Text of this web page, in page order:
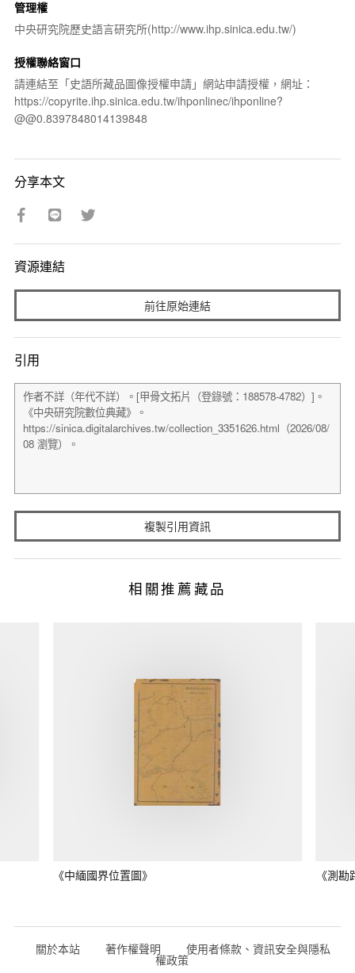
管理權
中央研究院歷史語言研究所(http://www.ihp.sinica.edu.tw/)
授權聯絡窗口
請連結至「史語所藏品圖像授權申請」網站申請授權，網址：
https://copyrite.ihp.sinica.edu.tw/ihponlinec/ihponline?
@@0.8397848014139848
分享本文
資源連結
前往原始連結
引用
複製引用資訊
相關推薦藏品
《中緬國界位置圖》 《測
關於本站 著作權聲明 使用者條款、資訊安全與隱私
權政策